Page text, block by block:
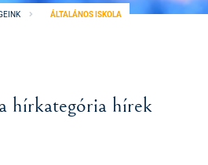
ÁLTALÁNOS ISKOLA
hírkategória hírek